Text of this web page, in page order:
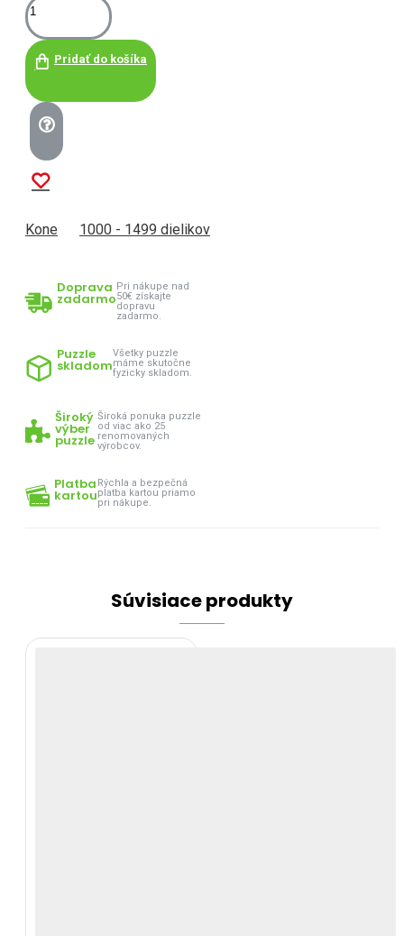
Pridať do košíka
Kone 1000 - 1499 dielikov
Doprava
zadarmo
Pri nákupe nad
50€ získajte
dopravu
zadarmo.
Puzzle
skladom
Všetky puzzle
máme skutočne
fyzicky skladom.
Široký
výber
puzzle
Široká ponuka puzzle
od viac ako 25
renomovaných
výrobcov.
Platba
kartou
Rýchla a bezpečná
platba kartou priamo
pri nákupe.
Súvisiace produkty